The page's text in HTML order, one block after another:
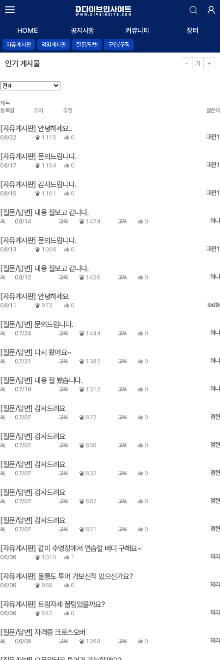
HOME 공지사항
알리는 말씀
커뮤니티
익명게시판
장터
자유게시판 익명게시판 질문/답변 구인/구직
인기 게시물 - 가 +
제목
글쓴이
등록일 조회 추천
자유게시판 안녕하세요..
대완1
08/22 1115 0
자유게시판 문의드립니다.
대완1
08/17 1154 0
자유게시판 감사드립니다.
대완1
08/15 1101 0
질문/답변 내용 잘보고 갑니다.
하나
08/14 교육 1474 교육 0
자유게시판 문의드립니다.
대완1
08/13 1026 0
질문/답변 내용 잘보고 갑니다.
하나
08/12 교육 1426 교육 0
자유게시판 안녕하세요
leetk
08/11 973 0
질문/답변 문의드립니다.
하나
07/24 교육 1444 교육 0
질문/답변 다시 왔어요~
하나
07/21 교육 1382 교육 0
질문/답변 내용 잘 봤습니다.
하나
07/19 교육 1312 교육 0
질문/답변 감사드려요
정현
07/07 교육 872 교육 0
질문/답변 감사드려요
정현
07/07 교육 856 교육 0
질문/답변 감사드려요
정현
07/07 교육 832 교육 0
질문/답변 감사드려요
정현
07/07 교육 862 교육 0
질문/답변 감사드려요
정현
07/07 교육 821 교육 0
자유게시판 같이 수영장에서 연습할 버디 구해요~
제리
06/09 1015 1
자유게시판 울릉도 투어 가보신적 있으신가요?
제리
06/09 969 0
자유게시판 트림자세 꿀팁있을까요?
제리
06/09 847 0
질문/답변 자격증 크로스오버
제리
06/09 교육 1268 교육 0